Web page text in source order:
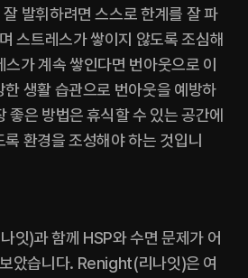
발휘하려면 스스로 한계를 잘 파
스트레스가 쌓이지 않도록 조심해
가 계속 쌓인다면 번아웃으로 이
한 생활 습관으로 번아웃을 예방하
좋은 방법은 휴식할 수 있는 공간에
환경을 조성해야 하는 것입니
잇)과 함께 HSP와 수면 문제가 어
았습니다. Renight(리나잇)은 여